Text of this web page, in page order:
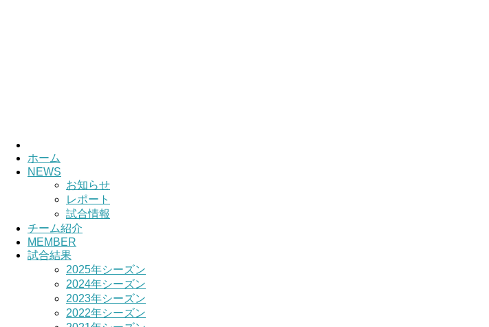
ホーム
NEWS
お知らせ
レポート
試合情報
チーム紹介
MEMBER
試合結果
2025年シーズン
2024年シーズン
2023年シーズン
2022年シーズン